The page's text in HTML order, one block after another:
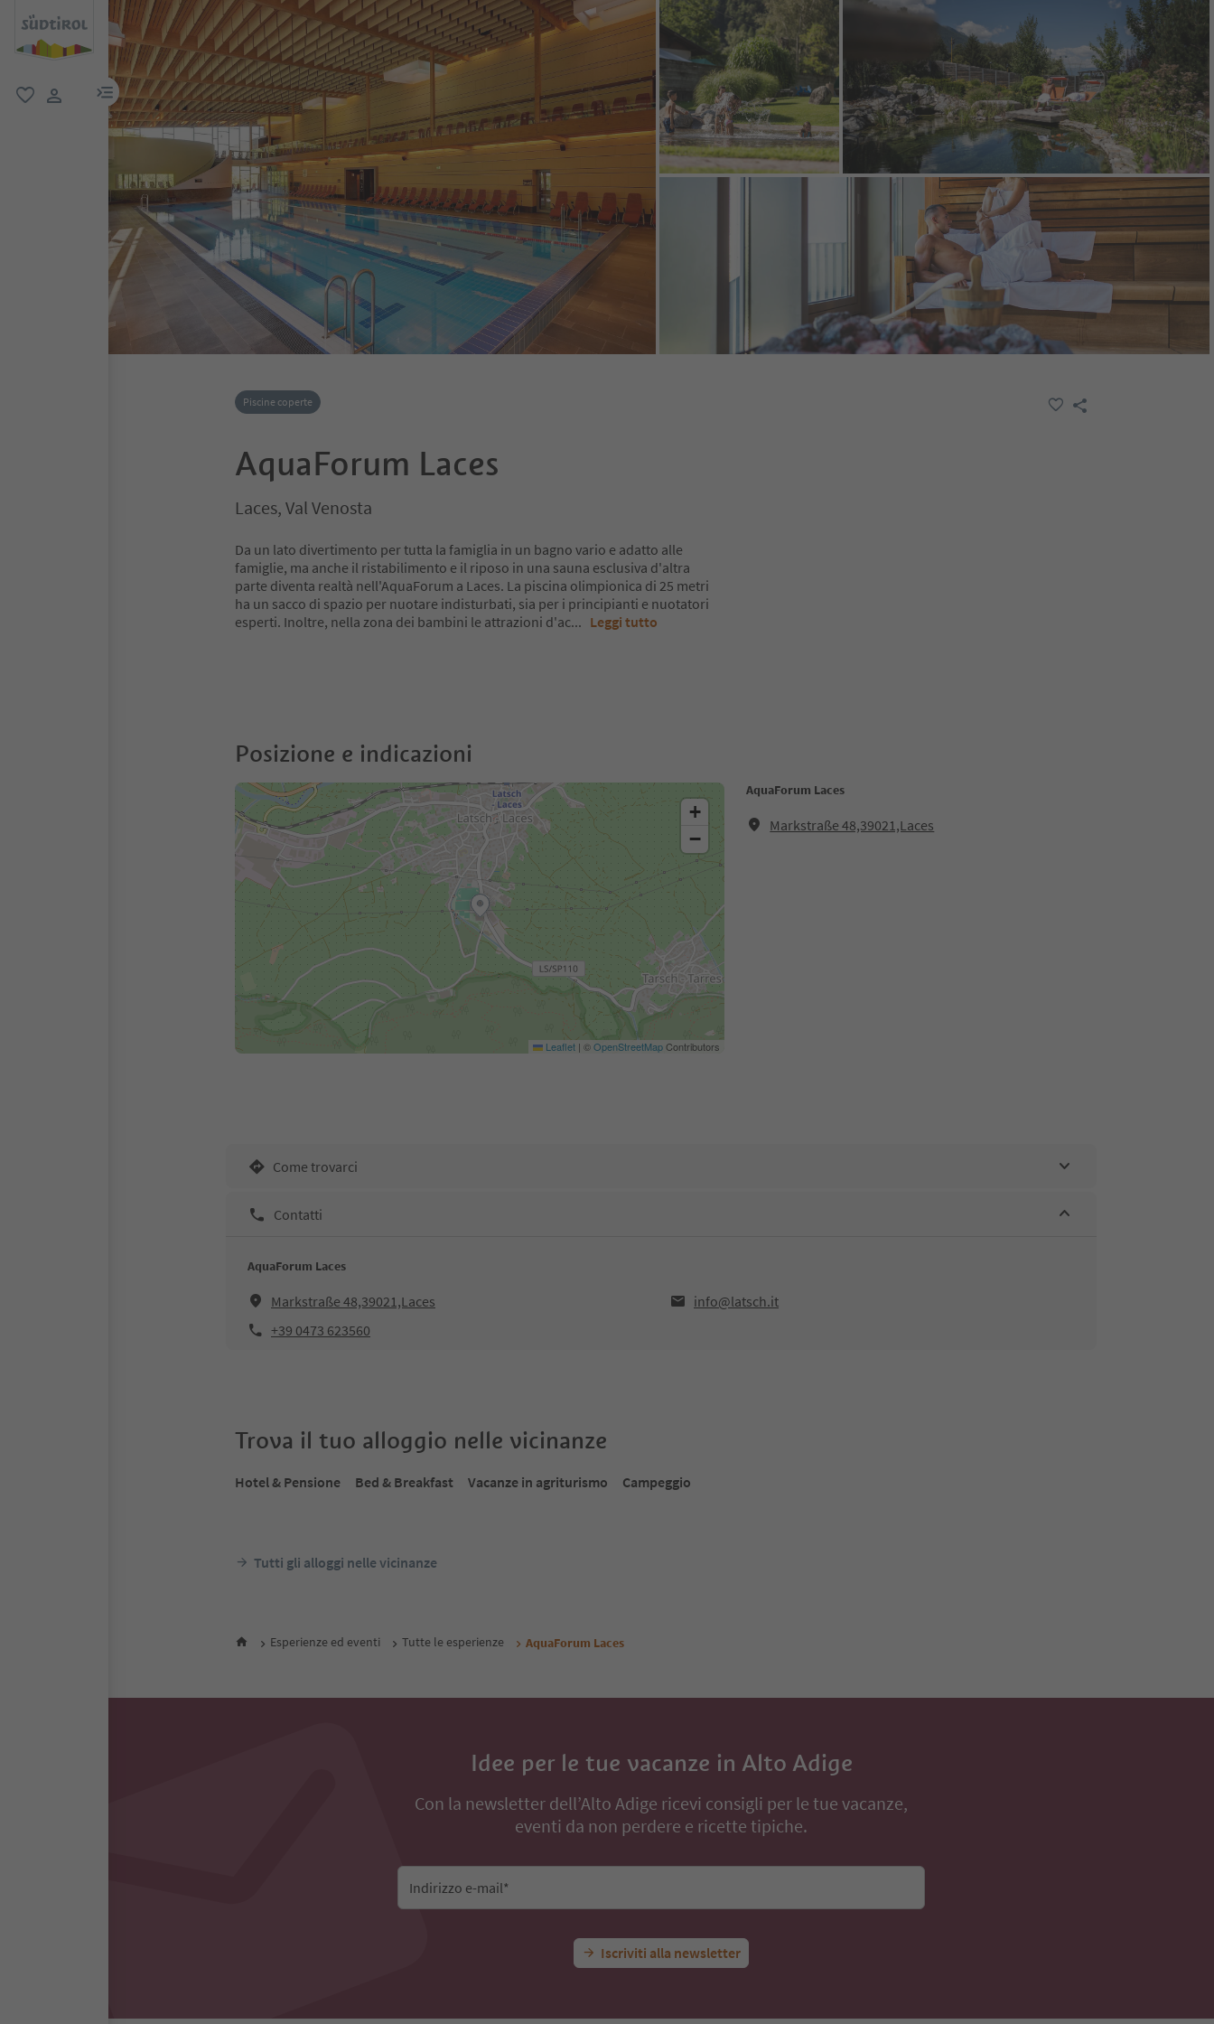
menu link
Piscine coperte
AquaForum Laces
Laces, Val Venosta
Da un lato divertimento per tutta la famiglia in un bagno vario e adatto alle
famiglie, ma anche ​il ristabilimento e ​il riposo in una sauna esclusiva d'altra
parte diventa realtà nell'AquaForum a Laces. La piscina olimpionica di 25 metri
ha un sacco di spazio per nuotare indisturbati, sia per i principianti e nuotatori
esperti. Inoltre, nella zona dei bambini le attrazioni d'ac... Leggi tutto
Posizione e indicazioni
AquaForum Laces
Markstraße 48,39021,Laces
+
−
Leaflet | ©OpenStreetMapContributors
Come trovarci
Contatti
AquaForum Laces
Markstraße 48,39021,Laces
info@latsch.it
+39 0473 623560
Trova il tuo alloggio nelle vicinanze
Hotel & Pensione Bed & Breakfast Vacanze in agriturismo Campeggio
Tutte le esperienze AquaForum Laces